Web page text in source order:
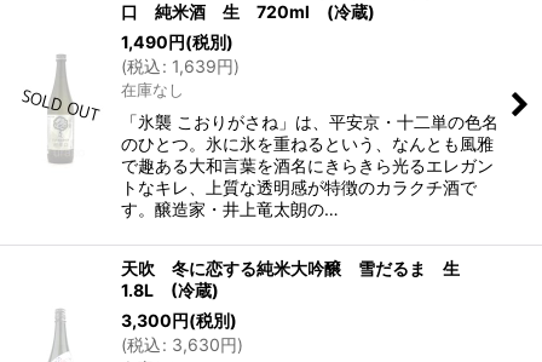
口 純米酒 生 720ml (冷蔵)
1,490円(税別)
(税込: 1,639円)
在庫なし
「氷襲 こおりがさね」は、平安京・十二単の色名
のひとつ。氷に氷を重ねるという、なんとも風雅
で趣ある大和言葉を酒名にきらきら光るエレガン
トなキレ、上質な透明感が特徴のカラクチ酒で
す。醸造家・井上竜太朗の…
天吹 冬に恋する純米大吟醸 雪だるま 生
1.8L (冷蔵)
3,300円(税別)
(税込: 3,630円)